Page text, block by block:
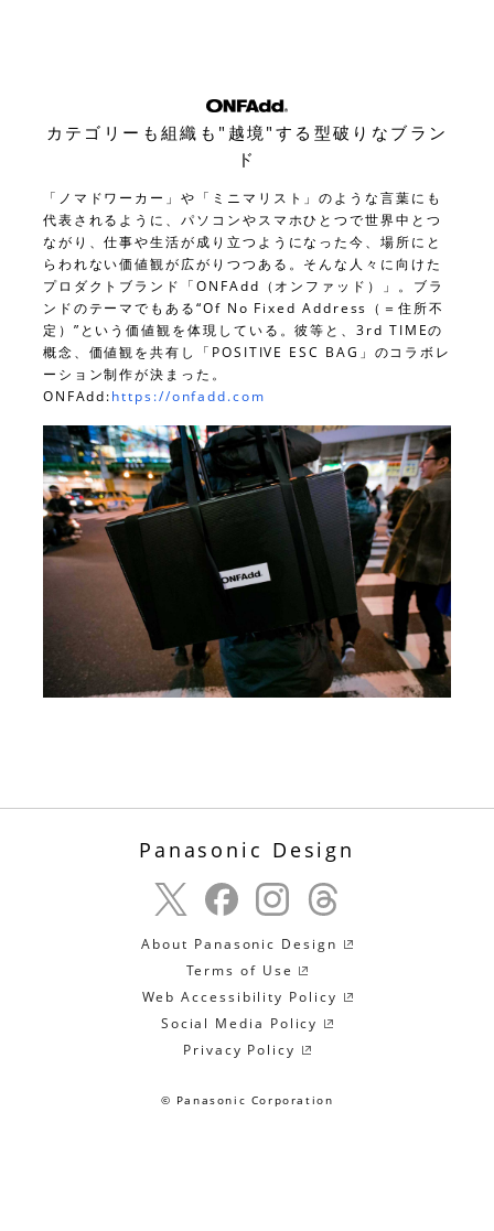
カテゴリーも組織も"越境"する型破りなブラン
ド
「ノマドワーカー」や「ミニマリスト」のような言葉にも
代表されるように、パソコンやスマホひとつで世界中とつ
ながり、仕事や生活が成り立つようになった今、場所にと
らわれない価値観が広がりつつある。そんな人々に向けた
プロダクトブランド「ONFAdd（オンファッド）」。ブラ
ンドのテーマでもある“Of No Fixed Address（＝住所不
定）”という価値観を体現している。彼等と、3rd TIMEの
概念、価値観を共有し「POSITIVE ESC BAG」のコラボレ
ーション制作が決まった。
ONFAdd:https://onfadd.com
Panasonic Design
About Panasonic Design
Terms of Use
Web Accessibility Policy
Social Media Policy
Privacy Policy
© Panasonic Corporation